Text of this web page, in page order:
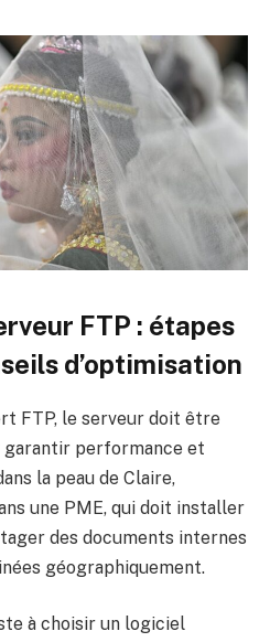
FTP : étapes
d’optimisation
FTP, le serveur doit être
garantir performance et
la peau de Claire,
une PME, qui doit installer
des documents internes
géographiquement.
à choisir un logiciel